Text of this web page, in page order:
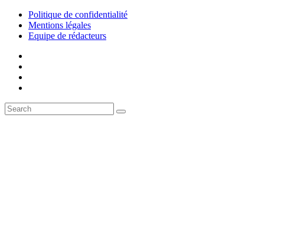
Politique de confidentialité
Mentions légales
Equipe de rédacteurs